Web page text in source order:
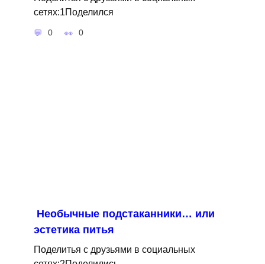
сетях:1Поделился
0 0
Необычные подстаканники… или
эстетика питья
Поделитья с друзьями в социальных